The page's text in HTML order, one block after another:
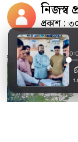
নিজস্ব
প্রকাশ :